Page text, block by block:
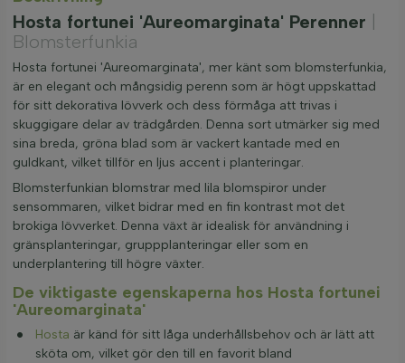
Hosta fortunei 'Aureomarginata' Perenner
Blomsterfunkia
Hosta fortunei 'Aureomarginata', mer känt som blomsterfunkia,
är en elegant och mångsidig perenn som är högt uppskattad
för sitt dekorativa lövverk och dess förmåga att trivas i
skuggigare delar av trädgården. Denna sort utmärker sig med
sina breda, gröna blad som är vackert kantade med en
guldkant, vilket tillför en ljus accent i planteringar.
Blomsterfunkian blomstrar med lila blomspiror under
sensommaren, vilket bidrar med en fin kontrast mot det
brokiga lövverket. Denna växt är idealisk för användning i
gränsplanteringar, gruppplanteringar eller som en
underplantering till högre växter.
De viktigaste egenskaperna hos Hosta fortunei
'Aureomarginata'
Hosta är känd för sitt låga underhållsbehov och är lätt att
sköta om, vilket gör den till en favorit bland